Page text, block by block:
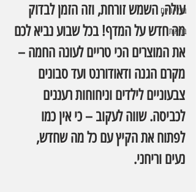
בעלי חיים
בריאות
עולה, השמש זורחת, וזה הזמן לבדוק
מה חדש על המדף! בכל שבוע נביא לכם
את המוצרים הכי טריים לעונה החמה –
מקרם הגנה ודאודורנט ועד סבונים
צבעוניים לילדים וניחוחות רעננים
לכביסה. שווה לעקוב – כי אין כמו
לפתוח את הקיץ עם כל מה שחדש,
נעים וריחני.